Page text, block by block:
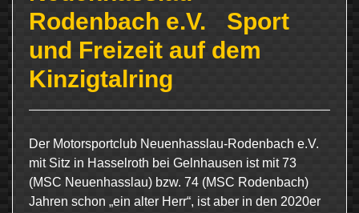
Rodenbach e.V. Sport
und Freizeit auf dem
Kinzigtalring
Der Motorsportclub Neuenhasslau-Rodenbach e.V.
mit Sitz in Hasselroth bei Gelnhausen ist mit 73
(MSC Neuenhasslau) bzw. 74 (MSC Rodenbach)
Jahren schon „ein alter Herr“, ist aber in den 2020er